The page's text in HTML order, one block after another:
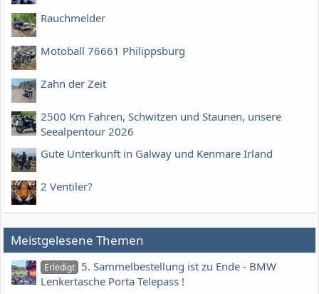
Rauchmelder
Motoball 76661 Philippsburg
Zahn der Zeit
2500 Km Fahren, Schwitzen und Staunen, unsere
Seealpentour 2026
Gute Unterkunft in Galway und Kenmare Irland
2 Ventiler?
Meistgelesene Themen
Erledigt 5. Sammelbestellung ist zu Ende - BMW
Lenkertasche Porta Telepass !